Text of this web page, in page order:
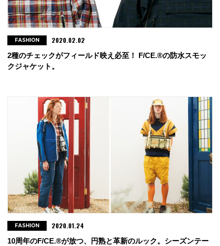
2種のチェックがフィールド映え必至！ F/CE.®の防水スモッ
クジャケット。
FASHION 2020.02.02
10周年のF/CE.®が放つ、円熟と革新のルック。シーズンテー
FASHION 2020.01.24